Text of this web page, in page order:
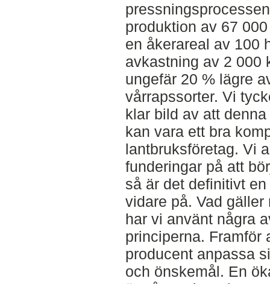
produktion av 67
en åkerareal av 100
avkastning av 2 000
ungefär 20 % lägre
vårrapssorter. Vi
klar bild av att
kan vara ett bra
lantbruksföretag. Vi
funderingar på att
så är det definitivt
vidare på. Vad
har vi använt några
principerna. Framför
producent anpassa
och önskemål. En